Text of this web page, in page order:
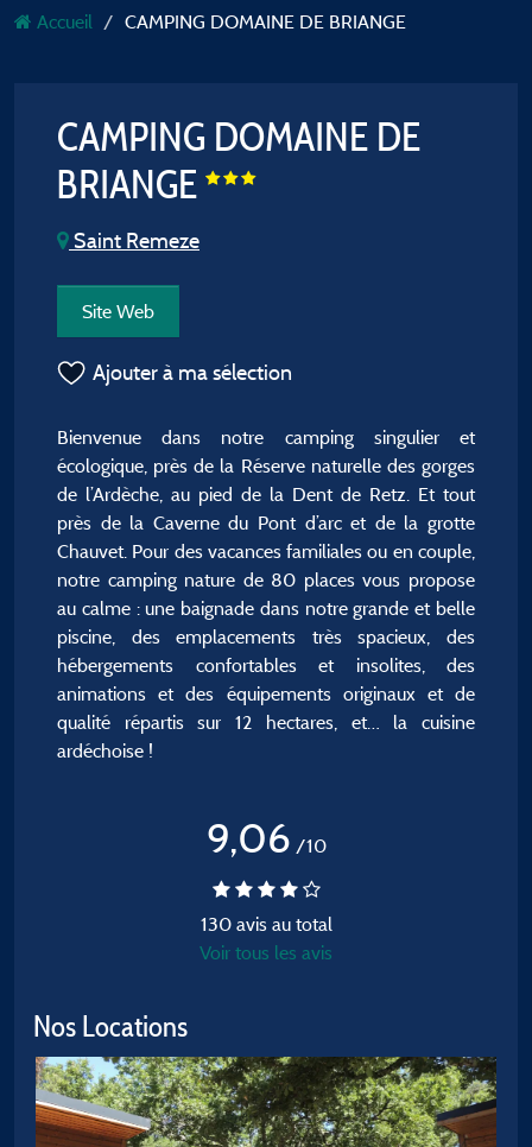
Accueil CAMPING DOMAINE DE BRIANGE
CAMPING DOMAINE DE
BRIANGE
Saint Remeze
Site Web
Ajouter à ma sélection
Bienvenue dans notre camping singulier et
écologique, près de la Réserve naturelle des gorges
de l’Ardèche, au pied de la Dent de Retz. Et tout
près de la Caverne du Pont d’arc et de la grotte
Chauvet. Pour des vacances familiales ou en couple,
notre camping nature de 80 places vous propose
au calme : une baignade dans notre grande et belle
piscine, des emplacements très spacieux, des
hébergements confortables et insolites, des
animations et des équipements originaux et de
qualité répartis sur 12 hectares, et… la cuisine
ardéchoise !
9,06 /10
130 avis au total
Voir tous les avis
Nos Locations